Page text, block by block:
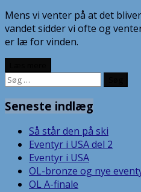
Mens vi venter på at det
vandet sidder vi ofte og
er læ for vinden.
Søg
Seneste indlæg
Så står den på ski
Eventyr i USA del 2
Eventyr i USA
OL-bronze og nye
OL A-finale